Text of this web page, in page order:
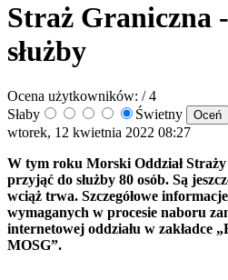
Straż Graniczna
służby
Ocena użytkowników: / 4
Słaby
Świetny
wtorek, 12 kwietnia 2022 08:27
W tym roku Morski Oddział
przyjąć do służby 80 osób. Są
wciąż trwa. Szczegółowe
wymaganych w procesie naboru
internetowej oddziału w zakładce
MOSG”.